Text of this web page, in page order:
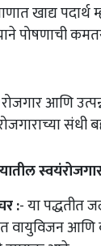
खाद्य
पोषणाची
आणि
:- या पद्धतीत
आणि